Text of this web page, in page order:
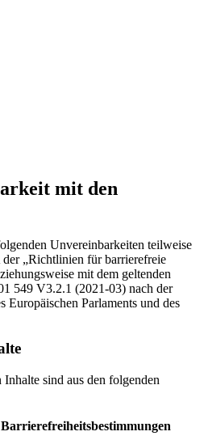
mit den
Unvereinbarkeiten teilweise
„Richtlinien für barrierefreie
mit dem geltenden
549 V3.2.1 (2021-03) nach der
Parlaments und des
sind aus den folgenden